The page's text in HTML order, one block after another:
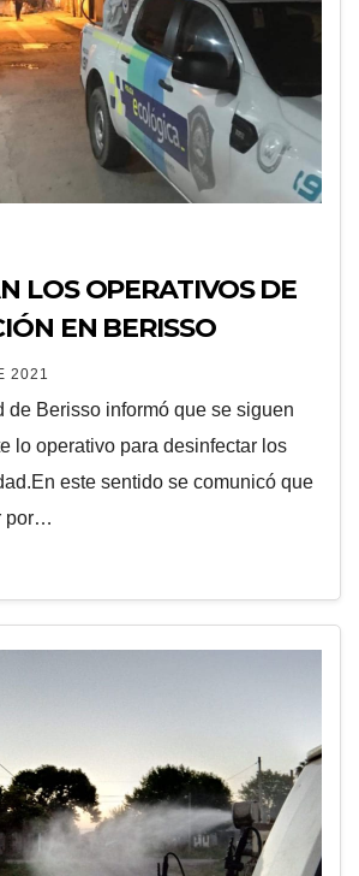
LOS OPERATIVOS DE
EN BERISSO
2021
de Berisso informó que se siguen
lo operativo para desinfectar los
este sentido se comunicó que
por…